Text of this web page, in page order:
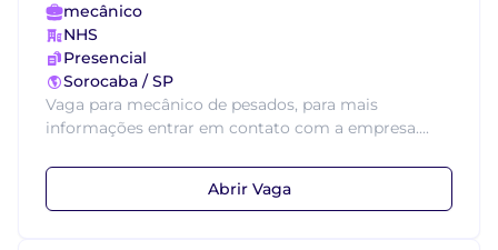
mecânico
NHS
Presencial
Sorocaba / SP
Vaga para mecânico de pesados, para mais
informações entrar em contato com a empresa....
Abrir Vaga